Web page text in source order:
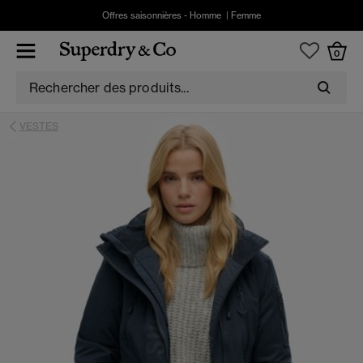
Offres saisonnières - Homme Femme
0
VESTES